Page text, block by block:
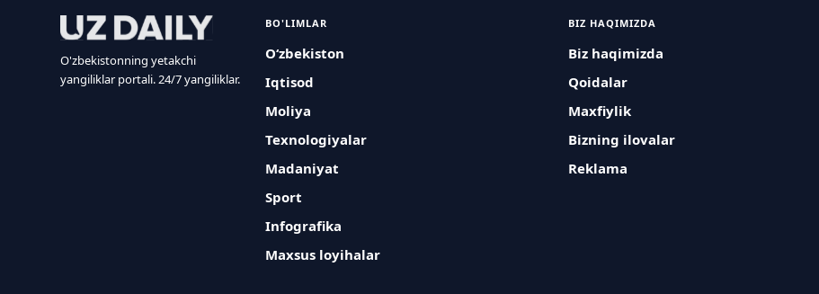
O'zbekistonning yetakchi
yangiliklar portali. 24/7 yangiliklar.
BO'LIMLAR
O‘zbekiston
Iqtisod
Moliya
Texnologiyalar
Madaniyat
Sport
Infografika
Maxsus loyihalar
BIZ HAQIMIZDA
Biz haqimizda
Qoidalar
Maxfiylik
Bizning ilovalar
Reklama